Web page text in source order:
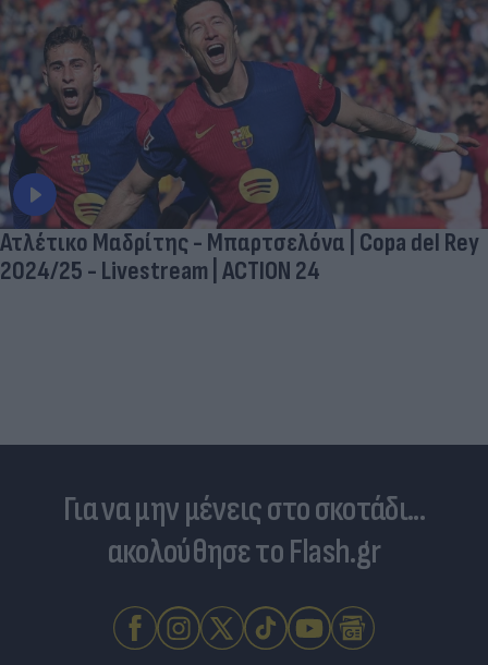
Ατλέτικο Μαδρίτης - Μπαρτσελόνα | Copa del Rey
2024/25 - Livestream | ACTION 24
Για να μην μένεις στο σκοτάδι...
ακολούθησε το Flash.gr